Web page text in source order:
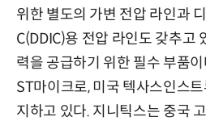
위한 별도의 가변 전압 라인과
C(DDIC)용 전압 라인도 갖추고
력을 공급하기 위한 필수 부품
ST마이크로, 미국 텍사스인스
지하고 있다. 지니틱스는 중국